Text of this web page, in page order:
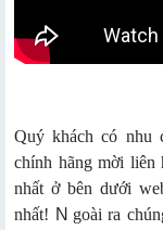
Quý khách có nhu
chính hãng mời liên
nhất ở bên dưới
nhất! N goài ra